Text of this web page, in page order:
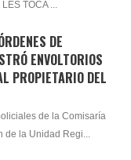
TOCA ...
DE
ENVOLTORIOS
PROPIETARIO DEL
de la Comisaría
de la Unidad Regi...